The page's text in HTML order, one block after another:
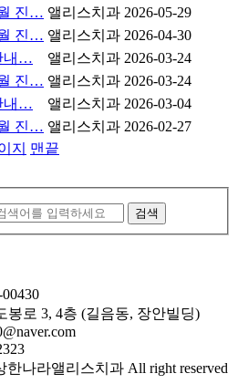
진… 앨리스치과 2026-05-29
진… 앨리스치과 2026-04-30
내…
앨리스치과 2026-03-24
진… 앨리스치과 2026-03-24
내…
앨리스치과 2026-03-04
진… 앨리스치과 2026-02-27
지
맨끝
검색
봉로 3, 4층 (길음동, 장안빌딩)
한나라앨리스치과 All right reserved